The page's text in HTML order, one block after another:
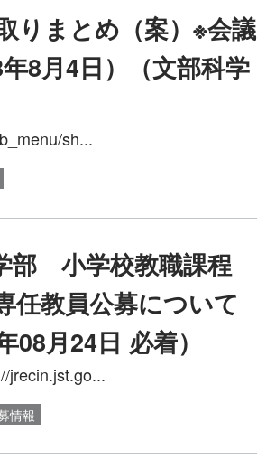
りまとめ（案）※会議
8月4日）（文部科学
sh...
部 小学校教職課程
任教員公募について
08月24日 必着）
jrecin.jst.go...
情報